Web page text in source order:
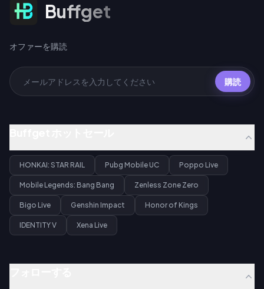
オファーを購読Buffget
オファーを購読
購読
HONKAI: STAR RAIL Pubg Mobile UC Poppo Live
Mobile Legends: Bang Bang Zenless Zone Zero
Bigo Live Genshin Impact Honor of Kings
IDENTITY V Xena Live